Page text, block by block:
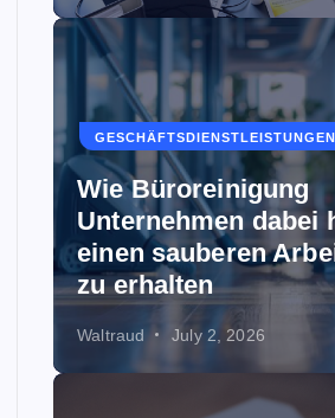
GESCHÄFTSDIENSTLEISTUNGEN
Wie Büroreinigung
Unternehmen dabei
einen sauberen
zu erhalten
Waltraud July 2, 2026